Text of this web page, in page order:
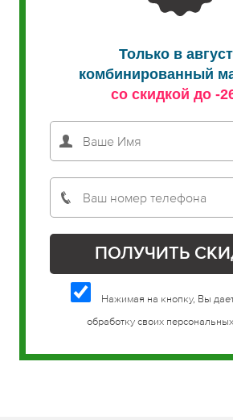
Только в
комбинированный
со скидкой до -
Нажимая на кнопку, Вы
обработку своих